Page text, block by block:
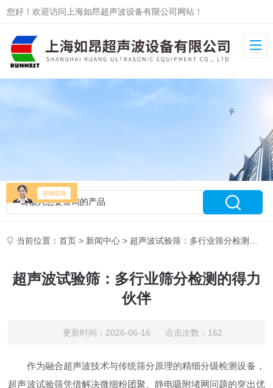
您好！欢迎访问上海如昂超声波设备有限公司网站！
当前位置：首页 > 新闻中心 > 超声波试验筛：多行业筛分检测的得力伙伴
超声波试验筛：多行业筛分检测的得力
伙伴
更新时间：2026-06-16 点击次数：162
作为融合超声波技术与传统筛分原理的精细分级检测设备，
超声波试验筛凭借解决微细粉团聚、静电吸附堵网问题的突出优